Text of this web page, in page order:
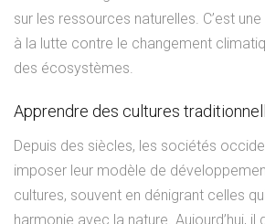
sur les ressources naturelles. C’est
à la lutte contre le changement
des écosystèmes.
Apprendre des cultures
Depuis des siècles, les sociétés
imposer leur modèle de
cultures, souvent en dénigrant celles
harmonie avec la nature. Aujourd’hui, il